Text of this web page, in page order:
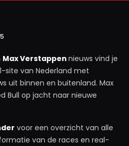
Max Verstappen nieuws vind je
site van Nederland met
uit binnen en buitenland. Max
Bull op jacht naar nieuwe
voor een overzicht van alle
van de races en real-